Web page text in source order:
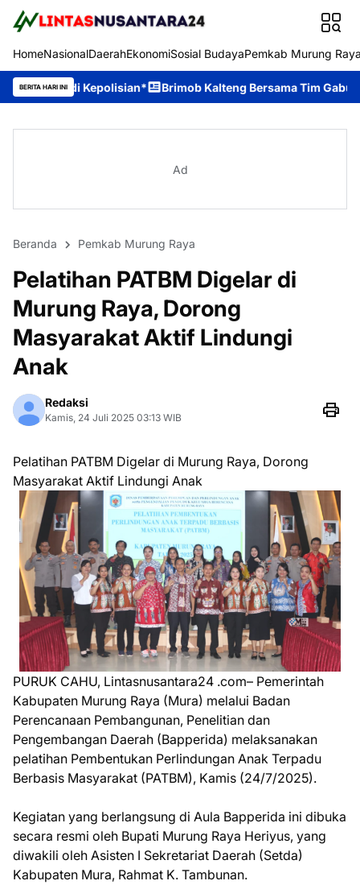
HomeNasionalDaerahEkonomiSosial BudayaPemkab Murung
BERITA HARI INIBrimob Kalteng Bersama Tim Gabungan Bergerak
Ad
Beranda Pemkab Murung Raya
Pelatihan PATBM Digelar di
Murung Raya, Dorong
Masyarakat Aktif Lindungi
Anak
Redaksi
Kamis, 24 Juli 2025 03:13 WIB
Pelatihan PATBM Digelar di Murung Raya, Dorong
Masyarakat Aktif Lindungi Anak
PURUK CAHU, Lintasnusantara24 .com– Pemerintah
Kabupaten Murung Raya (Mura) melalui Badan
Perencanaan Pembangunan, Penelitian dan
Pengembangan Daerah (Bapperida) melaksanakan
pelatihan Pembentukan Perlindungan Anak Terpadu
Berbasis Masyarakat (PATBM), Kamis (24/7/2025).
Kegiatan yang berlangsung di Aula Bapperida ini dibuka
secara resmi oleh Bupati Murung Raya Heriyus, yang
diwakili oleh Asisten I Sekretariat Daerah (Setda)
Kabupaten Mura, Rahmat K. Tambunan.